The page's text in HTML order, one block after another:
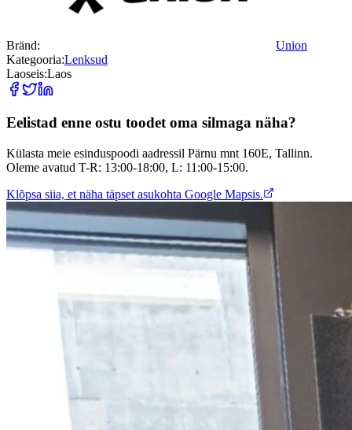
Bränd:
Union
Kategooria:Lenksud
Laoseis:Laos
Eelistad enne ostu toodet oma silmaga näha?
Külasta meie esinduspoodi aadressil Pärnu mnt 160E, Tallinn.
Oleme avatud T-R: 13:00-18:00, L: 11:00-15:00.
Klõpsa siia, et näha täpset asukohta Google Mapsis.